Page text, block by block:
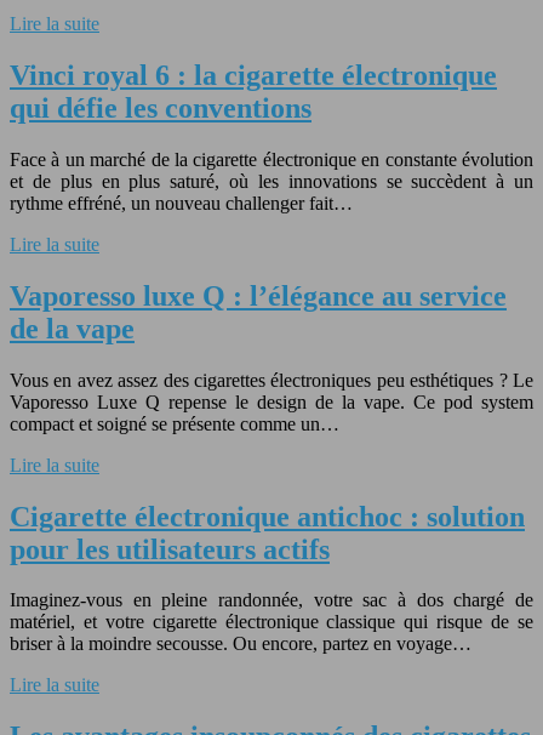
Lire la suite
Vinci royal 6 : la cigarette électronique
qui défie les conventions
Face à un marché de la cigarette électronique en constante évolution
et de plus en plus saturé, où les innovations se succèdent à un
rythme effréné, un nouveau challenger fait…
Lire la suite
Vaporesso luxe Q : l’élégance au service
de la vape
Vous en avez assez des cigarettes électroniques peu esthétiques ? Le
Vaporesso Luxe Q repense le design de la vape. Ce pod system
compact et soigné se présente comme un…
Lire la suite
Cigarette électronique antichoc : solution
pour les utilisateurs actifs
Imaginez-vous en pleine randonnée, votre sac à dos chargé de
matériel, et votre cigarette électronique classique qui risque de se
briser à la moindre secousse. Ou encore, partez en voyage…
Lire la suite